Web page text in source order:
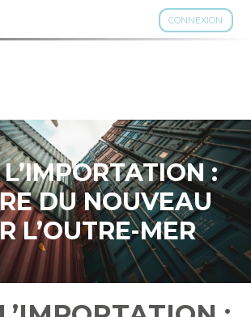
CONNEXION
:
DU NOUVEAU
L’OUTRE-MER